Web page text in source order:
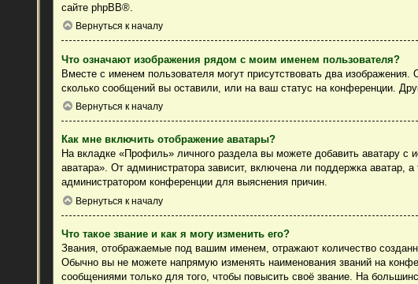
сайтеphpBB®.
Вернуться к началу
Что означают изображения рядом с моим именем пользователя?
Вместе с именем пользователя могут присутствовать два
сколько сообщений вы оставили, или на ваш статус на конференции.
Вернуться к началу
Как мне включить отображение аватары?
На вкладке «Профиль» личного раздела вы можете добавить аватару с
аватара». От администратора зависит, включена ли поддержка аватар,
администратором конференции для выяснения причин.
Вернуться к началу
Что такое звание и как я могу изменить его?
Звания, отображаемые под вашим именем, отражают количество
Обычно вы не можете напрямую изменять наименования званий на
сообщениями только для того, чтобы повысить своё звание. На